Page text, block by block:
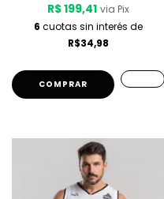
R$ 199,41 via Pix
6 cuotas sin interés de
R$34,98
COMPRAR